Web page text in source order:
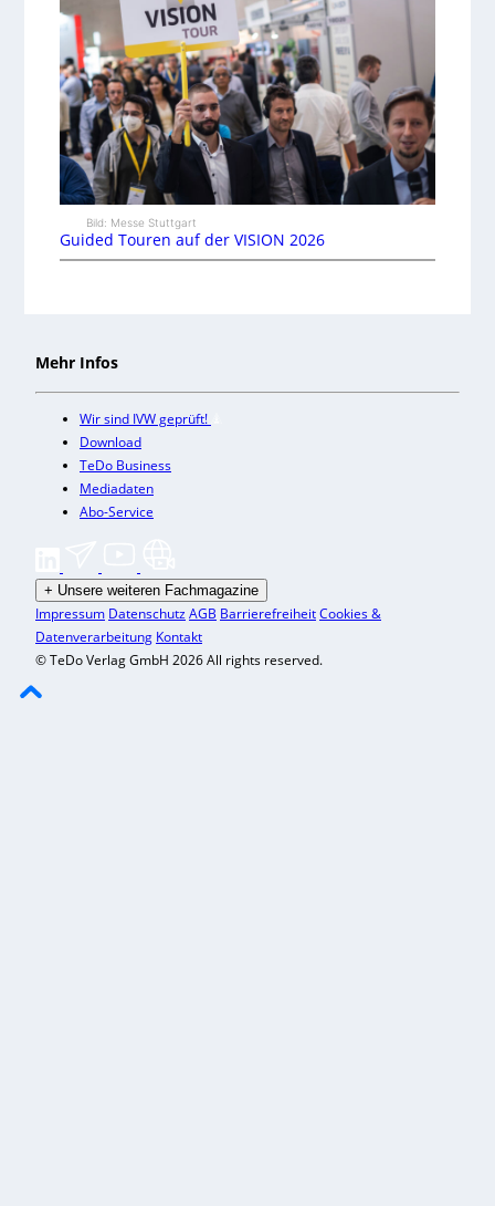
Bild: Messe Stuttgart
Guided Touren auf der VISION 2026
Mehr Infos
Wir sind IVW geprüft!
Download
TeDo Business
Mediadaten
Abo-Service
+ Unsere weiteren Fachmagazine
Impressum DatenschutzAGB BarrierefreiheitCookies &
Datenverarbeitung Kontakt
© TeDo Verlag GmbH 2026 All rights reserved.